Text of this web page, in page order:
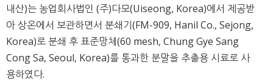
내산)는 농업회사법인 (주)다모(Uiseong, Korea)에서 제공받
아 상온에서 보관하면서 분쇄기(FM-909, Hanil Co., Sejong,
Korea)로 분쇄 후 표준망체(60 mesh, Chung Gye Sang
Cong Sa, Seoul, Korea)를 통과한 분말을 추출용 시료로 사
용하였다.